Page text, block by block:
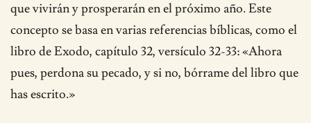
que vivirán y prosperarán en el próximo año. Este
concepto se basa en varias referencias bíblicas, como el
libro de Exodo, capítulo 32, versículo 32-33: «Ahora
pues, perdona su pecado, y si no, bórrame del libro que
has escrito.»